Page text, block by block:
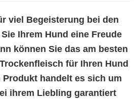
viel Begeisterung bei den
Ihrem Hund eine Freude
können Sie das am besten
für Ihren Hund
Produkt handelt es sich um
ihrem Liebling garantiert